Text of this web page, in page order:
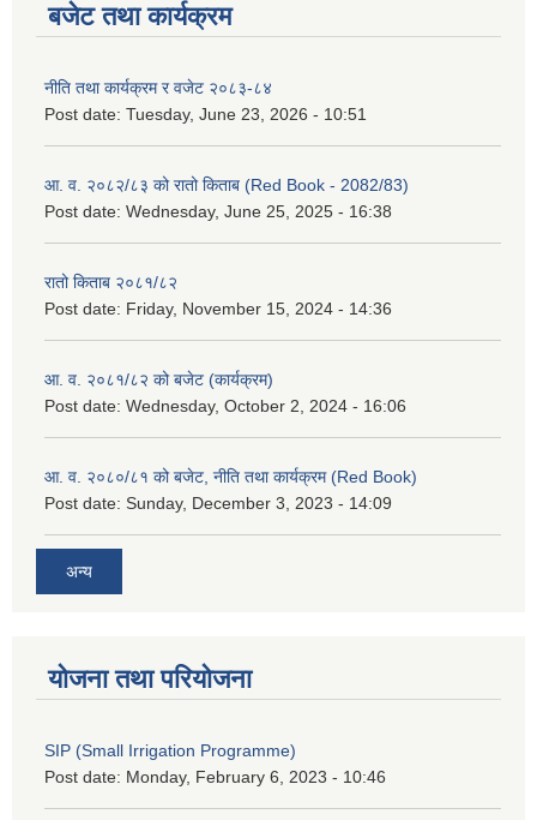
बजेट तथा कार्यक्रम
नीति तथा कार्यक्रम र वजेट २०८३-८४
Post date: Tuesday, June 23, 2026 - 10:51
आ. व. २०८२/८३ को रातो किताब (Red Book - 2082/83)
Post date: Wednesday, June 25, 2025 - 16:38
रातो किताब २०८१/८२
Post date: Friday, November 15, 2024 - 14:36
आ. व. २०८१/८२ को बजेट (कार्यक्रम)
Post date: Wednesday, October 2, 2024 - 16:06
आ. व. २०८०/८१ को बजेट, नीति तथा कार्यक्रम (Red Book)
Post date: Sunday, December 3, 2023 - 14:09
अन्य
योजना तथा परियोजना
SIP (Small Irrigation Programme)
Post date: Monday, February 6, 2023 - 10:46